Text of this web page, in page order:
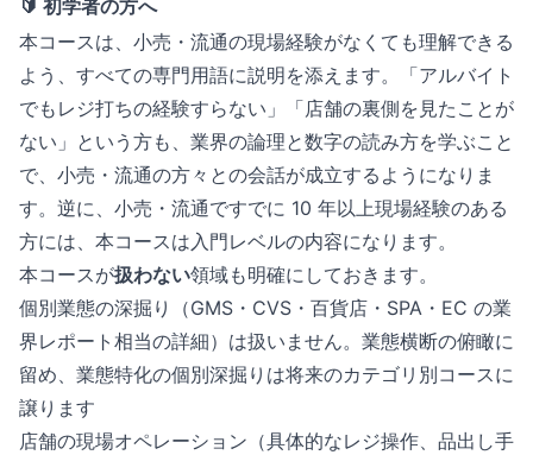
🔰 初学者の方へ
本コースは、小売・流通の現場経験がなくても理解できる
よう、すべての専門用語に説明を添えます。「アルバイト
でもレジ打ちの経験すらない」「店舗の裏側を見たことが
ない」という方も、業界の論理と数字の読み方を学ぶこと
で、小売・流通の方々との会話が成立するようになりま
す。逆に、小売・流通ですでに 10 年以上現場経験のある
方には、本コースは入門レベルの内容になります。
本コースが扱わない領域も明確にしておきます。
個別業態の深掘り（GMS・CVS・百貨店・SPA・EC の業
界レポート相当の詳細）は扱いません。業態横断の俯瞰に
留め、業態特化の個別深掘りは将来のカテゴリ別コースに
譲ります
店舗の現場オペレーション（具体的なレジ操作、品出し手